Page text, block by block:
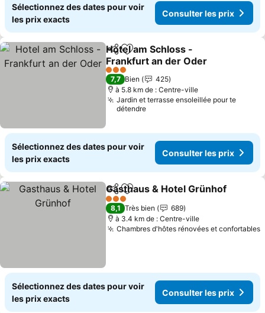
Sélectionnez des dates pour voir
les prix exacts
Consulter les prix
PartagerAjouter à mes favoris
Hotel am Schloss -
Frankfurt an der Oder
3 Étoiles
7,7 Bien
425
à 5.8 km de : Centre-ville
Jardin et terrasse ensoleillée pour te
détendre
Sélectionnez des dates pour voir
les prix exacts
Consulter les prix
PartagerAjouter à mes favoris
Gasthaus & Hotel Grünhof
3 Étoiles
8,1 Très bien
689
à 3.4 km de : Centre-ville
Chambres d'hôtes rénovées et confortables
Sélectionnez des dates pour voir
les prix exacts
Consulter les prix